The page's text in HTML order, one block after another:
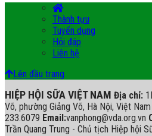
Thành tựu
Tuyển dụng
Hỏi đáp
Liên hệ
Lên đầu trang
HIỆP HỘI SỮA VIỆT NAM Địa chỉ:
Võ, phường Giảng Võ, Hà Nội, Việt Nam
233.6079 Email:vanphong@vda.org.vn
Trần Quang Trung - Chủ tịch Hiệp hội